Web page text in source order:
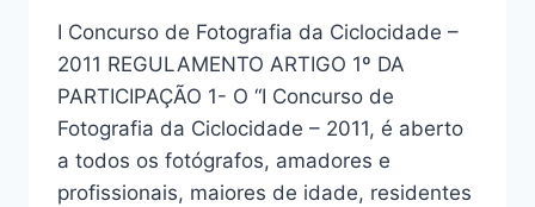
I Concurso de Fotografia da Ciclocidade –
2011 REGULAMENTO ARTIGO 1º DA
PARTICIPAÇÃO 1- O “I Concurso de
Fotografia da Ciclocidade – 2011, é aberto
a todos os fotógrafos, amadores e
profissionais, maiores de idade, residentes